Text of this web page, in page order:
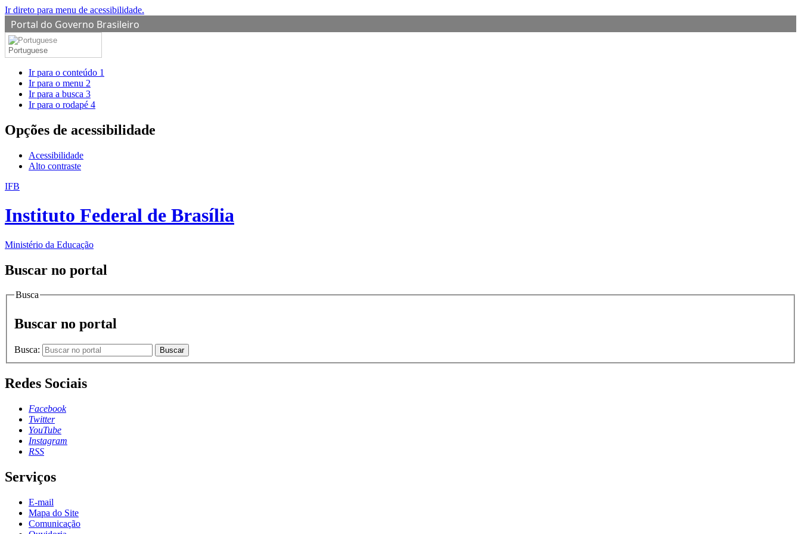
Ir direto para menu de acessibilidade.
Portal do Governo Brasileiro
Portuguese
Ir para o conteúdo 1
Ir para o menu 2
Ir para a busca 3
Ir para o rodapé 4
Opções de acessibilidade
Acessibilidade
Alto contraste
IFB
Instituto Federal de Brasília
Ministério da Educação
Buscar no portal
Busca
Buscar no portal
Busca: Buscar
Redes Sociais
Facebook
Twitter
YouTube
Instagram
RSS
Serviços
E-mail
Mapa do Site
Comunicação